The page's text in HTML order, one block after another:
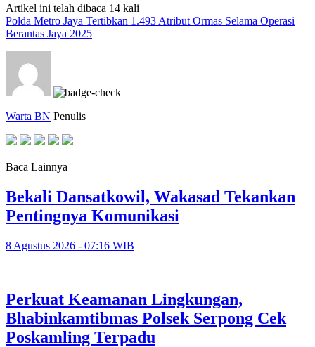
Artikel ini telah dibaca 14 kali
Polda Metro Jaya Tertibkan 1.493 Atribut Ormas Selama Operasi
Berantas Jaya 2025
Warta BN Penulis
Baca Lainnya
Bekali Dansatkowil, Wakasad Tekankan
Pentingnya Komunikasi
8 Agustus 2026 - 07:16 WIB
Perkuat Keamanan Lingkungan,
Bhabinkamtibmas Polsek Serpong Cek
Poskamling Terpadu